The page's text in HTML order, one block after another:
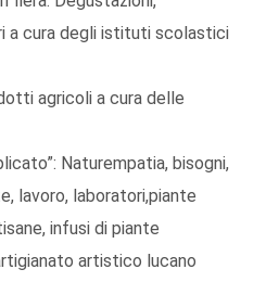
a cura degli istituti scolastici
agricoli a cura delle
Naturempatia, bisogni,
lavoro, laboratori,piante
infusi di piante
artistico lucano